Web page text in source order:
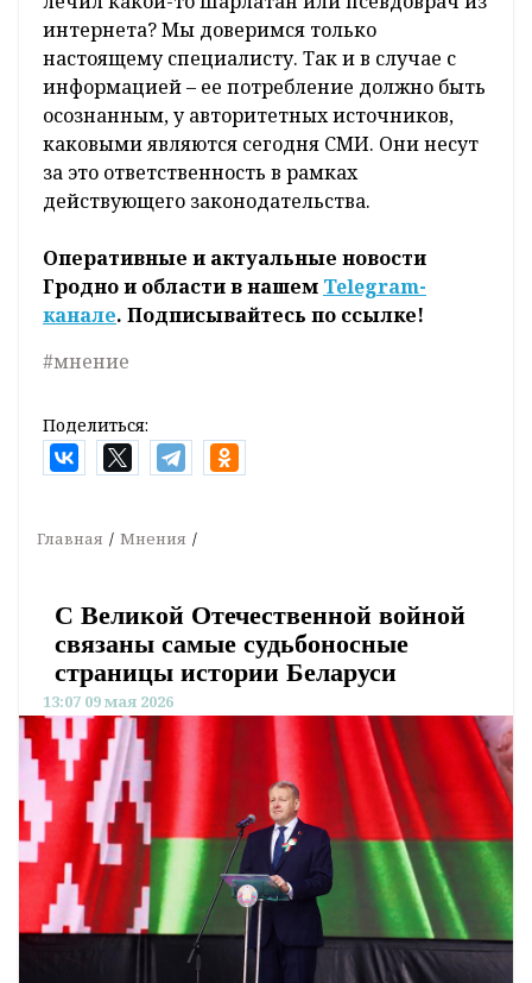
интернета? Мы доверимся только
настоящему специалисту. Так и в случае с
информацией – ее потребление должно быть
осознанным, у авторитетных источников,
каковыми являются сегодня СМИ. Они несут
за это ответственность в рамках
действующего законодательства.
Оперативные и актуальные новости
Гродно и области в нашем Telegram-
канале. Подписывайтесь по ссылке!
#мнение
Поделиться:
Главная Мнения
С Великой Отечественной войной
связаны самые судьбоносные
страницы истории Беларуси
13:07 09 мая 2026